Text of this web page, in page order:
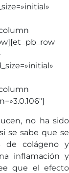
no ha sido
se sabe que se
de colágeno y
inflamación y
que el efecto